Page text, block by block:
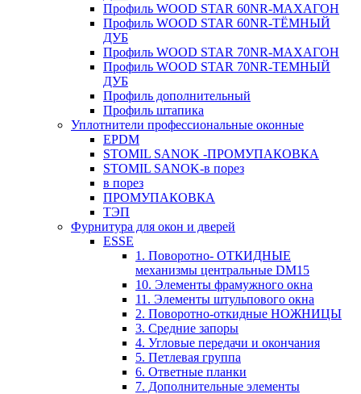
Профиль WOOD STAR 60NR-МАХАГОН
Профиль WOOD STAR 60NR-ТЁМНЫЙ
ДУБ
Профиль WOOD STAR 70NR-МАХАГОН
Профиль WOOD STAR 70NR-ТЕМНЫЙ
ДУБ
Профиль дополнительный
Профиль штапика
Уплотнители профессиональные оконные
EPDM
STOMIL SANOK -ПРОМУПАКОВКА
STOMIL SANOK-в порез
в порез
ПРОМУПАКОВКА
ТЭП
Фурнитура для окон и дверей
ESSE
1. Поворотно- ОТКИДНЫЕ
механизмы центральные DM15
10. Элементы фрамужного окна
11. Элементы штульпового окна
2. Поворотно-откидные НОЖНИЦЫ
3. Средние запоры
4. Угловые передачи и окончания
5. Петлевая группа
6. Ответные планки
7. Дополнительные элементы